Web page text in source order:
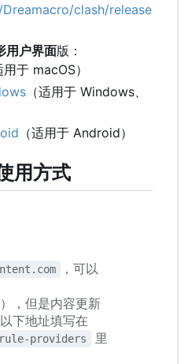
clash/release
用户界面版：
用于 macOS）
（适用于 Windows、
（适用于 Android）
用方式
，可以
），但是内容更新
下地址填写在
rule-providers
里